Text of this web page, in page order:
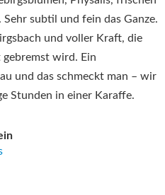
subtil und fein das Ganze.
und voller Kraft, die
gebremst wird. Ein
und das schmeckt man – wir
Stunden in einer Karaffe.